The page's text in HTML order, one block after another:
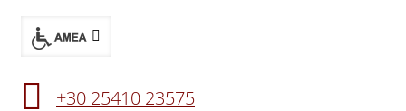
+30 25410 23575